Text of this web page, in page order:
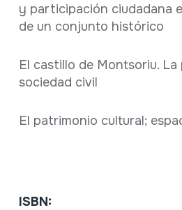
y participación ciudadana
de un conjunto histórico
El castillo de Montsoriu.
sociedad civil
El patrimonio cultural;
ISBN: